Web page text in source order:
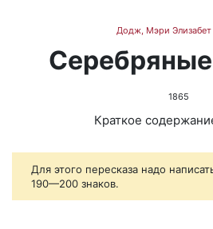
Додж, Мэри
1865
Краткое
Для этого пересказа надо
190—200 знаков.